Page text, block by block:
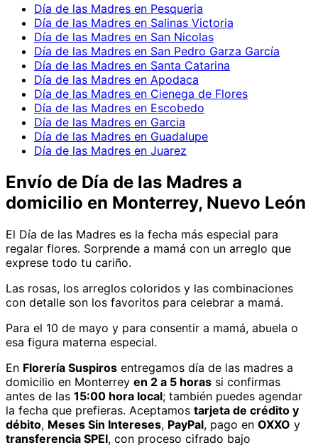
Día de las Madres en Pesqueria
Día de las Madres en Salinas Victoria
Día de las Madres en San Nicolas
Día de las Madres en San Pedro Garza García
Día de las Madres en Santa Catarina
Día de las Madres en Apodaca
Día de las Madres en Cienega de Flores
Día de las Madres en Escobedo
Día de las Madres en Garcia
Día de las Madres en Guadalupe
Día de las Madres en Juarez
Envío de Día de las Madres a
domicilio en Monterrey, Nuevo León
El Día de las Madres es la fecha más especial para
regalar flores. Sorprende a mamá con un arreglo que
exprese todo tu cariño.
Las rosas, los arreglos coloridos y las combinaciones
con detalle son los favoritos para celebrar a mamá.
Para el 10 de mayo y para consentir a mamá, abuela o
esa figura materna especial.
En Florería Suspiros entregamos día de las madres a
domicilio en Monterrey en 2 a 5 horas si confirmas
antes de las 15:00 hora local; también puedes agendar
la fecha que prefieras. Aceptamos tarjeta de crédito y
débito, Meses Sin Intereses, PayPal, pago en OXXO y
transferencia SPEI, con proceso cifrado bajo